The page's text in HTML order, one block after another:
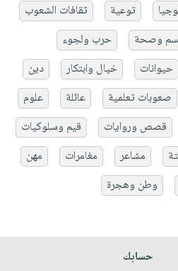
توعية
ثقافات الشعوب
وصحة
حرب ولجوء
حيوانات خيال وابتكار
دين
صعوبات تعلمية عائلة
علوم
قصص وروايات
قيم وسلوكيات
مشاعر مغامرات
مهن
وطن وهجرة
حسابك